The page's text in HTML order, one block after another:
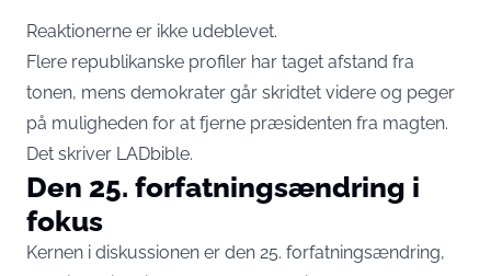
Reaktionerne er ikke udeblevet.
Flere republikanske profiler har taget afstand fra
tonen, mens demokrater går skridtet videre og peger
på muligheden for at fjerne præsidenten fra magten.
Det skriver LADbible.
Den 25. forfatningsændring i
fokus
Kernen i diskussionen er den 25. forfatningsændring,